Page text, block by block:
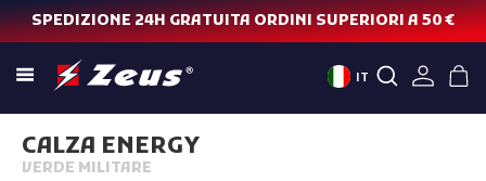
SPEDIZIONE 24H GRATUITA ORDINI SUPERIORI A 50 €
IT
CALZA ENERGY
VERDE MILITARE